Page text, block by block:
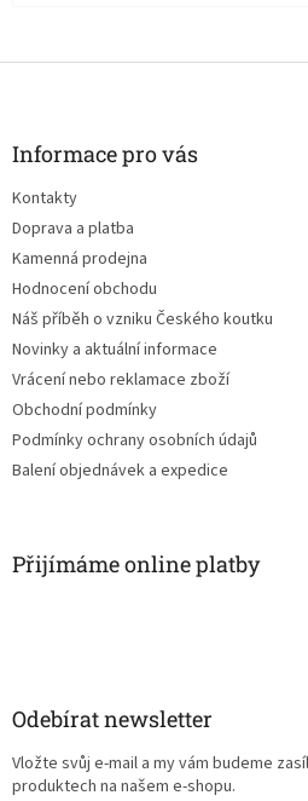
Informace pro vás
Kontakty
Doprava a platba
Kamenná prodejna
Hodnocení obchodu
Náš příběh o vzniku Českého koutku
Novinky a aktuální informace
Vrácení nebo reklamace zboží
Obchodní podmínky
Podmínky ochrany osobních údajů
Balení objednávek a expedice
Přijímáme online platby
Odebírat newsletter
Vložte svůj e-mail a my vám budeme
produktech na našem e-shopu.